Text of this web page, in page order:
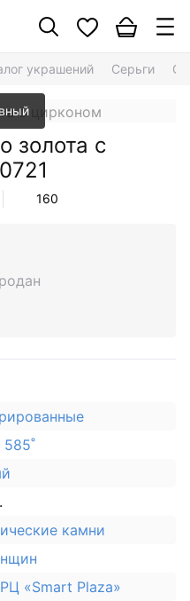
украшений Серьги
золота с
160
камни
«Smart Plaza»